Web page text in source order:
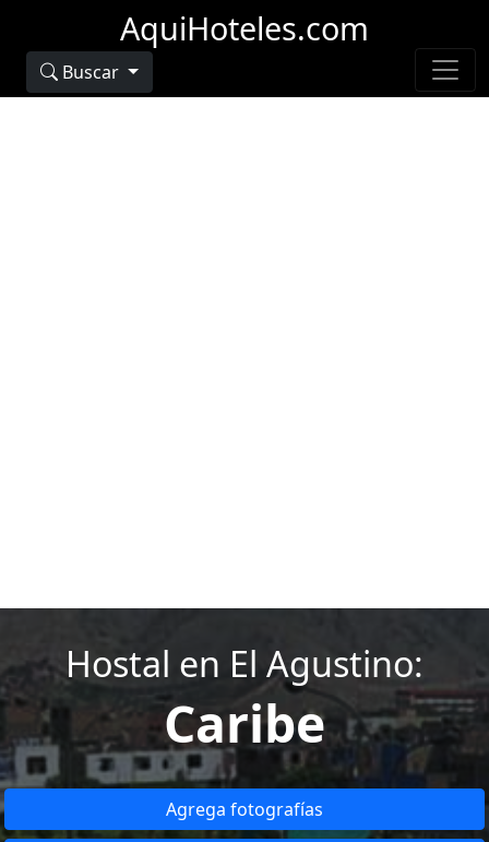
AquiHoteles.com
Buscar
Hostal en El Agustino:
Caribe
Agrega fotografías